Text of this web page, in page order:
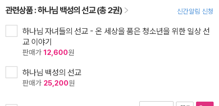
관련상품 :하나님 백성의 선교 (총 2권) 신간알림 신청
하나님 자녀들의 선교 - 온 세상을 품은 청소년을 위한 일상 선
교 이야기
판매가 12,600원
하나님 백성의 선교
판매가 25,200원